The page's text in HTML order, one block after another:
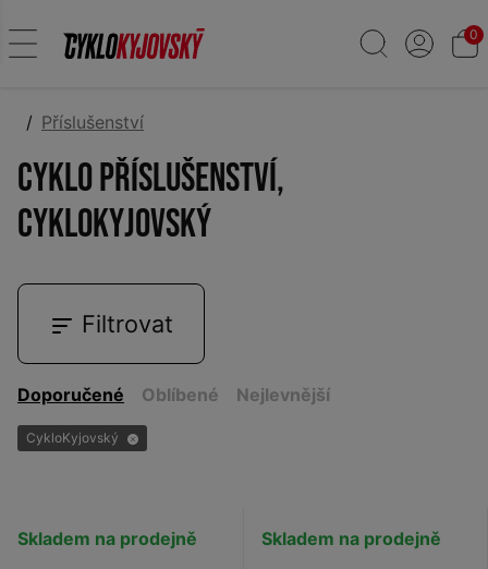
0
Příslušenství
Cyklo příslušenství,
CykloKyjovský
Filtrovat
Doporučené Oblíbené Nejlevnější
CykloKyjovský
Skladem na prodejně Skladem na prodejně